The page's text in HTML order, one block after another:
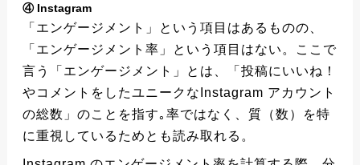
④ Instagram
「エンゲージメント」という項目はあるものの、
「エンゲージメント率」という項目はない。ここで
言う「エンゲージメント」とは、「投稿にいいね！
やコメントをしたユニークなInstagram アカウント
の総数」のことを指す｡率ではなく、質（数）を特
に重視しているためとも読み取れる。